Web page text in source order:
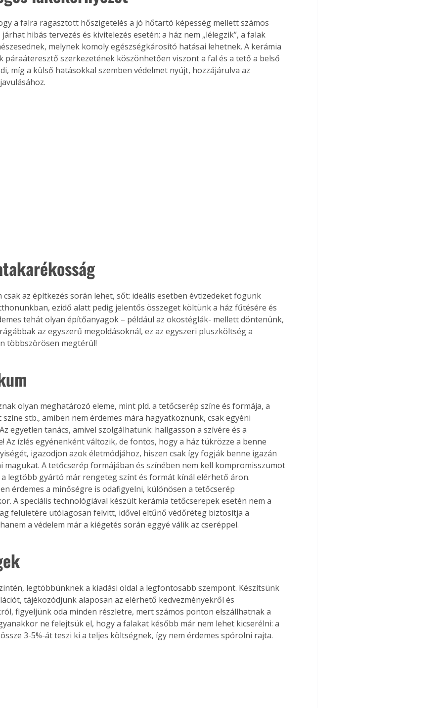
az
új,
egyedi
Együtt jobban megéri!
áron, 0 Ft postaköltséggel
megrendelhetők!
a falra ragasztott hőszigetelés a jó hőtartó képesség mellett számos
hibás tervezés és kivitelezés esetén: a ház nem „lélegzik”, a falak
melynek komoly egészségkárosító hatásai lehetnek. A kerámia
páraáteresztő szerkezetének köszönhetően viszont a fal és a tető a belső
míg a külső hatásokkal szemben védelmet nyújt, hozzájárulva az
csak az építkezés során lehet, sőt: ideális esetben évtizedeket fogunk
ezidő alatt pedig jelentős összeget költünk a ház fűtésére és
tehát olyan építőanyagok – például az okostéglák- mellett döntenünk,
az egyszerű megoldásoknál, ez az egyszeri pluszköltség a
többszörösen megtérül!
olyan meghatározó eleme, mint pld. a tetőcserép színe és formája, a
stb., amiben nem érdemes mára hagyatkoznunk, csak egyéni
egyetlen tanács, amivel szolgálhatunk: hallgasson a szívére és a
Az ízlés egyénenként változik, de fontos, hogy a ház tükrözze a benne
igazodjon azok életmódjához, hiszen csak így fogják benne igazán
magukat. A tetőcserép formájában és színében nem kell kompromisszumot
legtöbb gyártó már rengeteg színt és formát kínál elérhető áron.
érdemes a minőségre is odafigyelni, különösen a tetőcserép
A speciális technológiával készült kerámia tetőcserepek esetén nem a
felületére utólagosan felvitt, idővel eltűnő védőréteg biztosítja a
a védelem már a kiégetés során eggyé válik az cseréppel.
legtöbbünknek a kiadási oldal a legfontosabb szempont. Készítsünk
tájékozódjunk alaposan az elérhető kedvezményekről és
figyeljünk oda minden részletre, mert számos ponton elszállhatnak a
ne felejtsük el, hogy a falakat később már nem lehet kicserélni: a
3-5%-át teszi ki a teljes költségnek, így nem érdemes spórolni rajta.